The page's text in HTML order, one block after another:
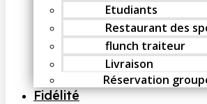
Etudiants
Restaurant des
flunch traiteur
Livraison
Réservation
Fidélité